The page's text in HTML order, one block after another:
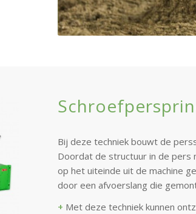
Bij deze techniek bouwt de
Doordat de structuur in de
op het uiteinde uit de machine
door een afvoerslang die
+ Met deze techniek kunnen